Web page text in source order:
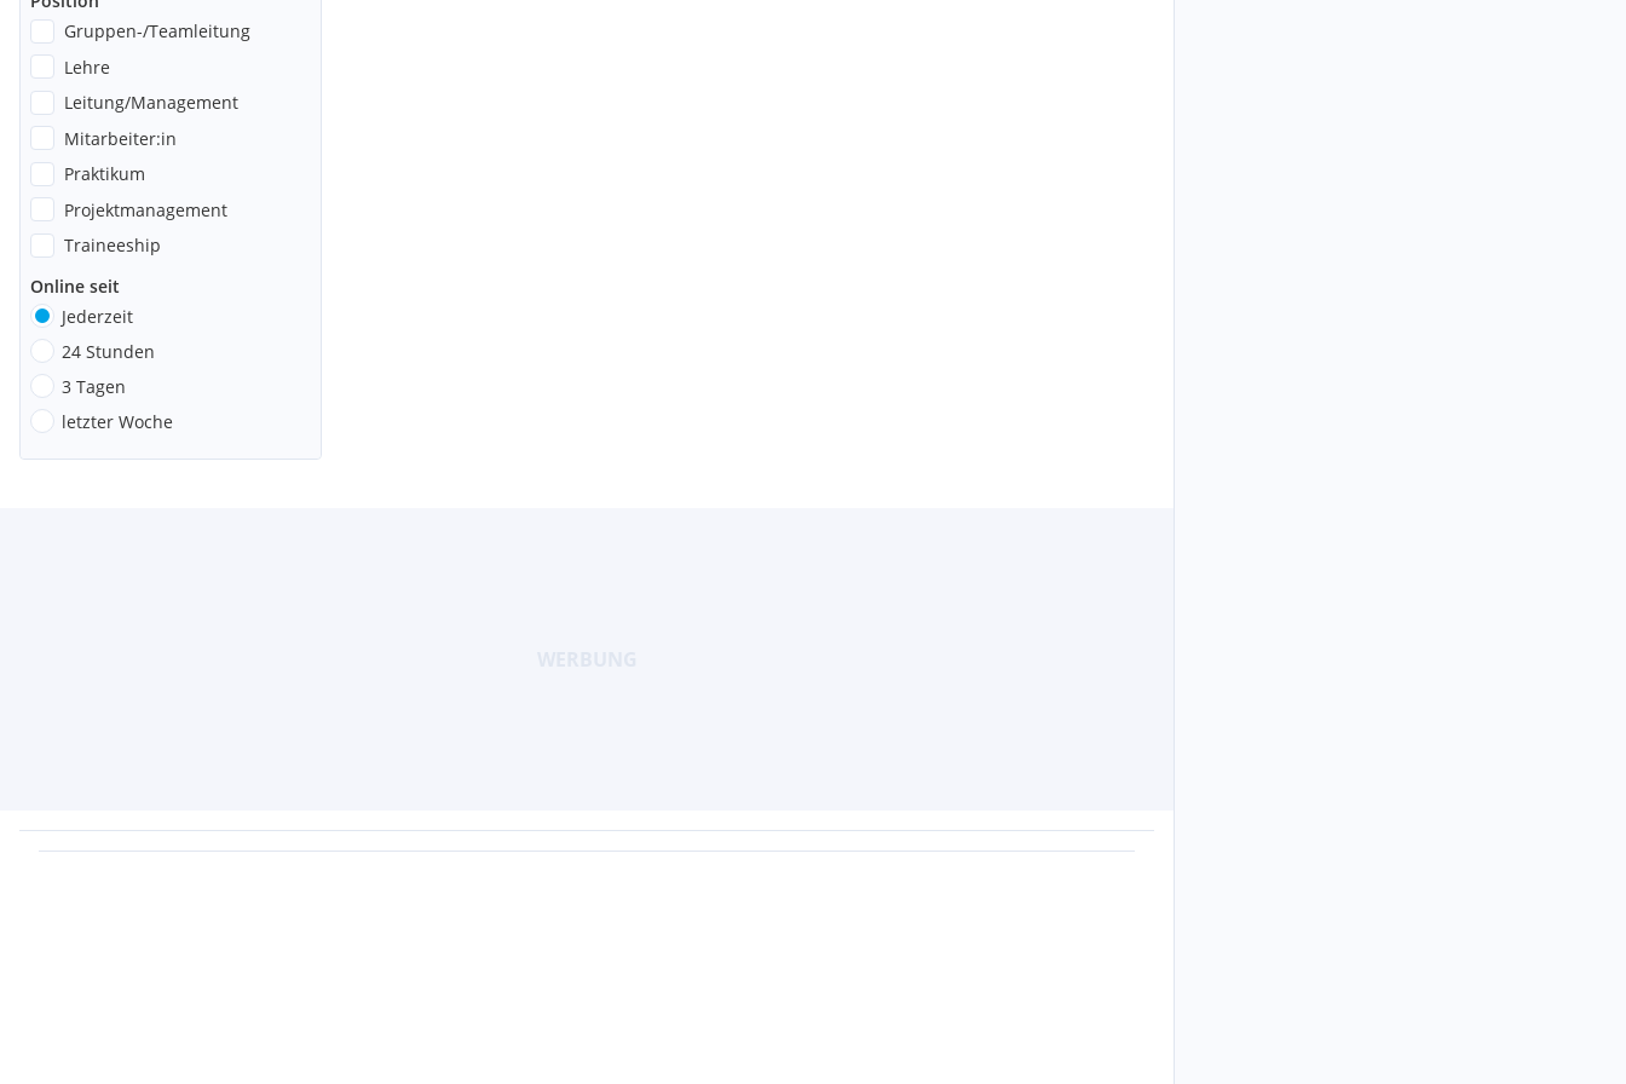
Gruppen-/Teamleitung
Lehre
Leitung/Management
Mitarbeiter:in
Praktikum
Projektmanagement
Traineeship
Online seit
Jederzeit
24 Stunden
3 Tagen
letzter Woche